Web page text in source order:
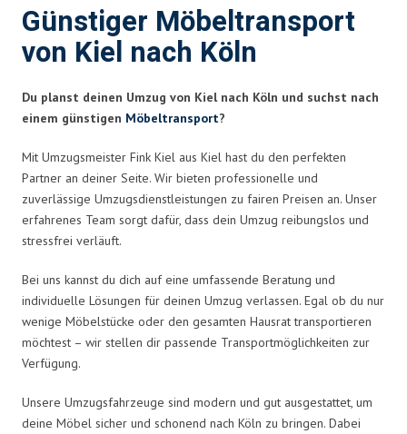
Günstiger Möbeltransport
von Kiel nach Köln
Du planst deinen Umzug von Kiel nach Köln und suchst nach
einem günstigen Möbeltransport?
Mit Umzugsmeister Fink Kiel aus Kiel hast du den perfekten
Partner an deiner Seite. Wir bieten professionelle und
zuverlässige Umzugsdienstleistungen zu fairen Preisen an. Unser
erfahrenes Team sorgt dafür, dass dein Umzug reibungslos und
stressfrei verläuft.
Bei uns kannst du dich auf eine umfassende Beratung und
individuelle Lösungen für deinen Umzug verlassen. Egal ob du nur
wenige Möbelstücke oder den gesamten Hausrat transportieren
möchtest – wir stellen dir passende Transportmöglichkeiten zur
Verfügung.
Unsere Umzugsfahrzeuge sind modern und gut ausgestattet, um
deine Möbel sicher und schonend nach Köln zu bringen. Dabei